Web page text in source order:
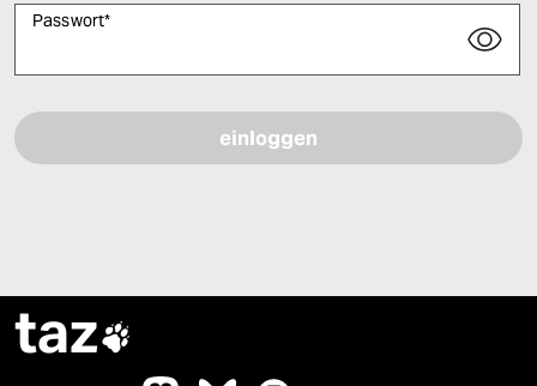
Passwort*
taz